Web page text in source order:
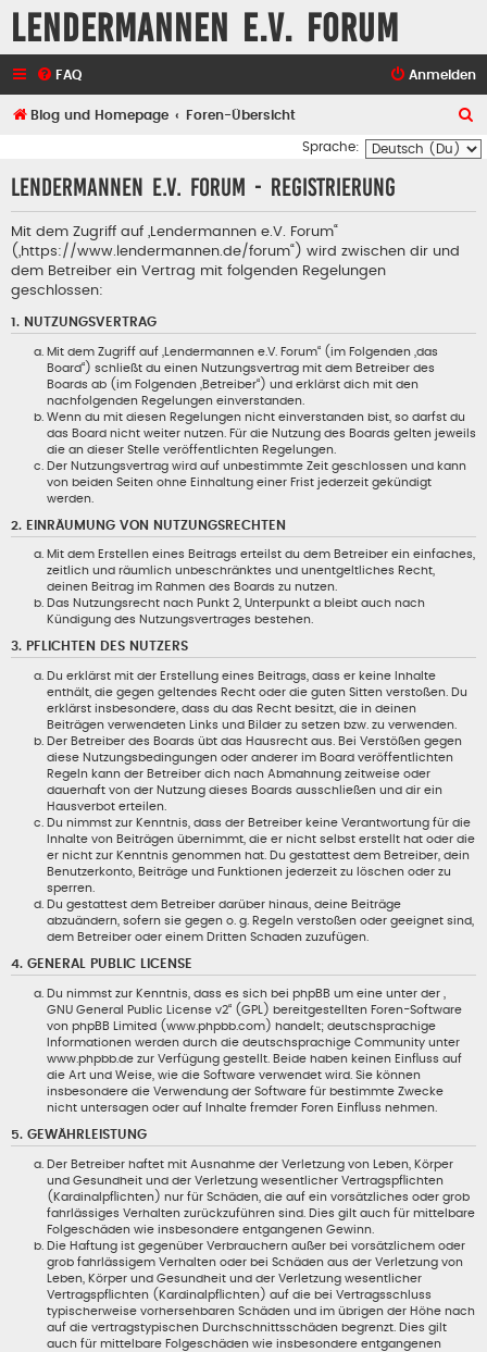
Lendermannen e.V. Forum
FAQ Anmelden
Blog und Homepage Foren-Übersicht
u
Sprache:
Lendermannen e.V. Forum - Registrierung
Mit dem Zugriff auf „Lendermannen e.V. Forum“
(„https://www.lendermannen.de/forum“) wird zwischen dir und
dem Betreiber ein Vertrag mit folgenden Regelungen
geschlossen:
1. NUTZUNGSVERTRAG
Mit dem Zugriff auf „Lendermannen e.V. Forum“ (im Folgenden „das
Board“) schließt du einen Nutzungsvertrag mit dem Betreiber des
Boards ab (im Folgenden „Betreiber“) und erklärst dich mit den
nachfolgenden Regelungen einverstanden.
Wenn du mit diesen Regelungen nicht einverstanden bist, so darfst du
das Board nicht weiter nutzen. Für die Nutzung des Boards gelten jeweils
die an dieser Stelle veröffentlichten Regelungen.
Der Nutzungsvertrag wird auf unbestimmte Zeit geschlossen und kann
von beiden Seiten ohne Einhaltung einer Frist jederzeit gekündigt
werden.
2. EINRÄUMUNG VON NUTZUNGSRECHTEN
Mit dem Erstellen eines Beitrags erteilst du dem Betreiber ein einfaches,
zeitlich und räumlich unbeschränktes und unentgeltliches Recht,
deinen Beitrag im Rahmen des Boards zu nutzen.
Das Nutzungsrecht nach Punkt 2, Unterpunkt a bleibt auch nach
Kündigung des Nutzungsvertrages bestehen.
3. PFLICHTEN DES NUTZERS
Du erklärst mit der Erstellung eines Beitrags, dass er keine Inhalte
enthält, die gegen geltendes Recht oder die guten Sitten verstoßen. Du
erklärst insbesondere, dass du das Recht besitzt, die in deinen
Beiträgen verwendeten Links und Bilder zu setzen bzw. zu verwenden.
Der Betreiber des Boards übt das Hausrecht aus. Bei Verstößen gegen
diese Nutzungsbedingungen oder anderer im Board veröffentlichten
Regeln kann der Betreiber dich nach Abmahnung zeitweise oder
dauerhaft von der Nutzung dieses Boards ausschließen und dir ein
Hausverbot erteilen.
Du nimmst zur Kenntnis, dass der Betreiber keine Verantwortung für die
Inhalte von Beiträgen übernimmt, die er nicht selbst erstellt hat oder die
er nicht zur Kenntnis genommen hat. Du gestattest dem Betreiber, dein
Benutzerkonto, Beiträge und Funktionen jederzeit zu löschen oder zu
sperren.
Du gestattest dem Betreiber darüber hinaus, deine Beiträge
abzuändern, sofern sie gegen o. g. Regeln verstoßen oder geeignet sind,
dem Betreiber oder einem Dritten Schaden zuzufügen.
4. GENERAL PUBLIC LICENSE
Du nimmst zur Kenntnis, dass es sich bei phpBB um eine unter der „
GNU General Public License v2“ (GPL) bereitgestellten Foren-Software
von phpBB Limited (www.phpbb.com) handelt; deutschsprachige
Informationen werden durch die deutschsprachige Community unter
www.phpbb.de zur Verfügung gestellt. Beide haben keinen Einfluss auf
die Art und Weise, wie die Software verwendet wird. Sie können
insbesondere die Verwendung der Software für bestimmte Zwecke
nicht untersagen oder auf Inhalte fremder Foren Einfluss nehmen.
5. GEWÄHRLEISTUNG
Der Betreiber haftet mit Ausnahme der Verletzung von Leben, Körper
und Gesundheit und der Verletzung wesentlicher Vertragspflichten
(Kardinalpflichten) nur für Schäden, die auf ein vorsätzliches oder grob
fahrlässiges Verhalten zurückzuführen sind. Dies gilt auch für mittelbare
Folgeschäden wie insbesondere entgangenen Gewinn.
Die Haftung ist gegenüber Verbrauchern außer bei vorsätzlichem oder
grob fahrlässigem Verhalten oder bei Schäden aus der Verletzung von
Leben, Körper und Gesundheit und der Verletzung wesentlicher
Vertragspflichten (Kardinalpflichten) auf die bei Vertragsschluss
typischerweise vorhersehbaren Schäden und im übrigen der Höhe nach
auf die vertragstypischen Durchschnittsschäden begrenzt. Dies gilt
auch für mittelbare Folgeschäden wie insbesondere entgangenen